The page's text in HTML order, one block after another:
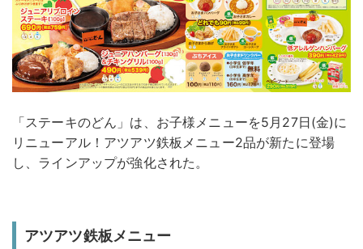
「ステーキのどん」は、お子様メニューを5月27日(金)に
リニューアル！アツアツ鉄板メニュー2品が新たに登場
し、ラインアップが強化された。
アツアツ鉄板メニュー